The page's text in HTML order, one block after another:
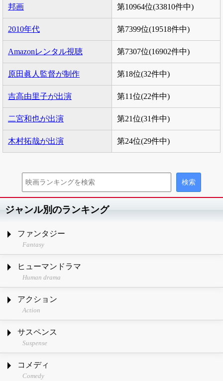
邦画 第10964位(33810件中)
2010年代 第7399位(19518件中)
Amazonレンタル視聴 第7307位(16902件中)
原田眞人監督が制作 第18位(32件中)
吉高由里子が出演 第11位(22件中)
二宮和也が出演 第21位(31件中)
木村拓哉が出演 第24位(29件中)
ジャンル別のランキング
ファンタジー
Fantasy
ヒューマンドラマ
Human drama
アクション
Action
サスペンス
Suspense
コメディ
Comedy